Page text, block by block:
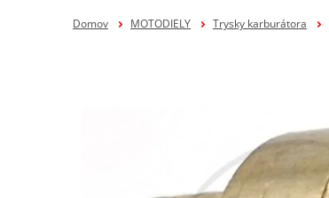
Domov MOTODIELY Trysky karburátora